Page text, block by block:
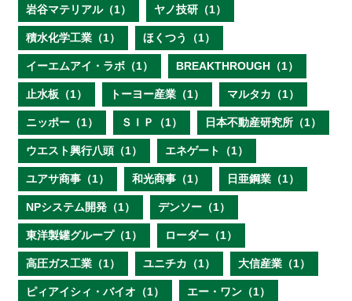
岩谷マテリアル（1） ヤノ技研（1）
積水化学工業（1） ほくつう（1）
イーエムアイ・ラボ（1） BREAKTHROUGH（1）
止水板（1） トーヨー産業（1） マルタカ（1）
ニッポー（1） ＳＩＰ（1） 日本不動産研究所（1）
ウエスト興行八頭（1） エネゲート（1）
ユアサ商事（1） 和光商事（1） 日亜鋼業（1）
NPシステム開発（1） デンソー（1）
東洋製罐グループ（1） ローダー（1）
高圧ガス工業（1） ユニチカ（1） 大信産業（1）
ピィアイシィ・バイオ（1） エー・ワン（1）